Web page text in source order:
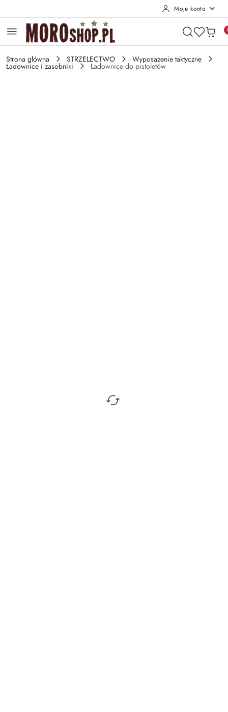
Moje konto
Strona główna STRZELECTWO Wyposażenie taktyczne
Ładownice i zasobniki Ładownice do pistoletów